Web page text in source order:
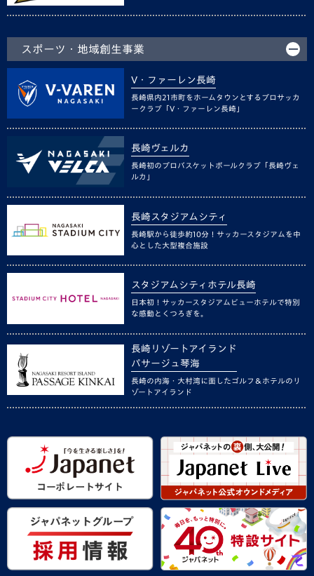
スポーツ・地域創生事業
V・ファーレン長崎
長崎県内21市町をホームタウンとするプロサッカ
ークラブ「V・ファーレン長崎」
長崎ヴェルカ
長崎初のプロバスケットボールクラブ「長崎ヴェ
ルカ」
長崎スタジアムシティ
長崎駅から徒歩約10分！サッカースタジアムを中
心とした大型複合施設
スタジアムシティホテル長崎
日本初！サッカースタジアムビューホテルで特別
な感動とくつろぎを。
長崎リゾートアイランド
パサージュ琴海
長崎の内海・大村湾に面したゴルフ＆ホテルのリ
ゾートアイランド